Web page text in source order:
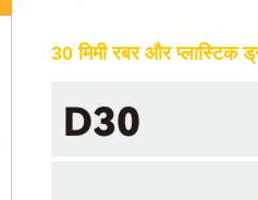
30 मिमी रबर और प्लास्टिक